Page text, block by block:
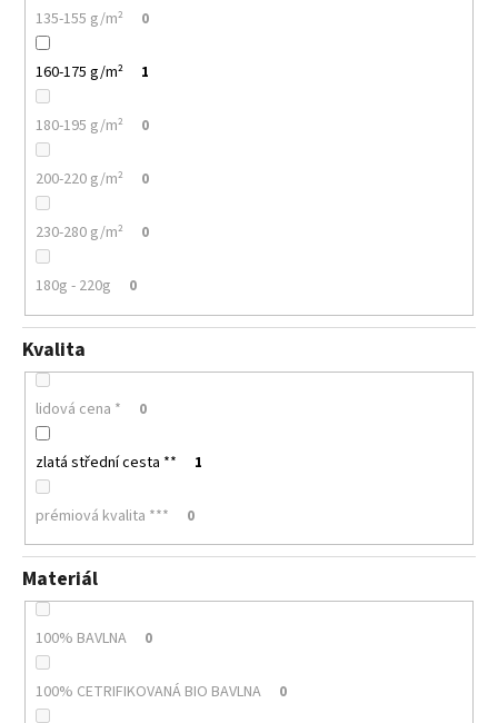
135-155 g/m² 0
160-175 g/m² 1
180-195 g/m² 0
200-220 g/m² 0
230-280 g/m² 0
180g - 220g 0
Kvalita
lidová cena * 0
zlatá střední cesta ** 1
prémiová kvalita *** 0
Materiál
100% BAVLNA 0
100% CETRIFIKOVANÁ BIO BAVLNA 0